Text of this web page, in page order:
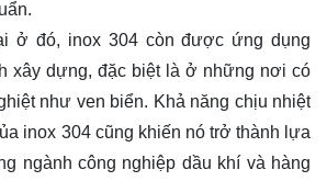
ở đó, inox 304 còn được ứng dụng
xây dựng, đặc biệt là ở những nơi có
như ven biển. Khả năng chịu nhiệt
inox 304 cũng khiến nó trở thành lựa
ngành công nghiệp dầu khí và hàng